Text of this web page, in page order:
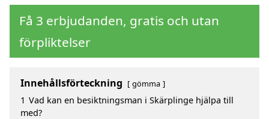
Få 3 erbjudanden, gratis och utan
förpliktelser
Innehållsförteckning gömma
1 Vad kan en besiktningsman i Skärplinge hjälpa till
med?